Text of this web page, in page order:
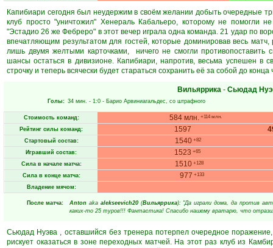
Капибиари сегодня был неудержим в своём желании добыть очередные
клуб просто "уничтожил" Хенераль Кабальеро, которому не помогли
"Эстадио 26 же Фебреро" в этот вечер играла одна команда. 21 удар по
впечатляющим результатом для гостей, которые доминировав весь
лишь двумя желтыми карточками, ничего не смогли противопоставить
шансы остаться в дивизионе. Капибиари, напротив, весьма успешен в
строчку и теперь всячески будет стараться сохранить её за собой до
Вильяррика - Сьюдад
Голы: 34 мин. - 1:0 - Барио Арвиниагальдес, со штрафного
Стоимость команд: 584 млн. +114 млн.
Рейтинг силы команд: 1597
Стартовый состав: 1540+82
Игравший состав: 1523 +65
Сила в начале матча: 1510 +128
Сила в конце матча: 977 +133
Владение мячом:
После матча: Anton aka alekseevich20 (Вильяррика): "Да играли дома, да против
каких-то 25 туров!!! Фантастика! Спасибо нашему вратарю, что
Сьюдад Нуэва , оставшийся без тренера потерпел очередное
рискует оказаться в зоне переходных матчей. На этот раз клуб из